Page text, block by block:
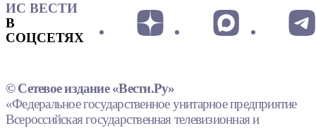
ИС ВЕСТИ
В
СОЦСЕТЯХ
© Сетевое издание «Вести.Ру»
«Федеральное государственное унитарное предприятие
Всероссийская государственная телевизионная и